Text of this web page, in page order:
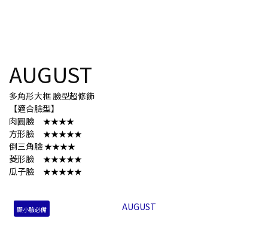
AUGUST
多角形大框 臉型超修飾
【適合臉型】
肉圓臉 ★★★★
方形臉 ★★★★★
倒三角臉★★★★
菱形臉 ★★★★★
瓜子臉 ★★★★★
顯小臉必備